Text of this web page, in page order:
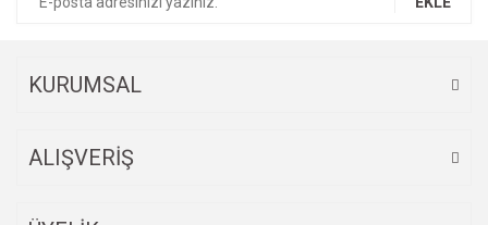
KURUMSAL
ALIŞVERİŞ